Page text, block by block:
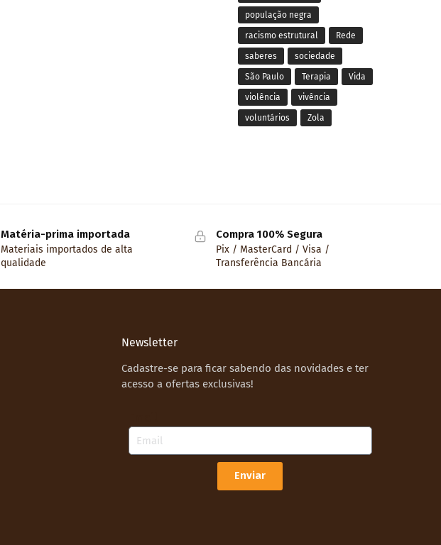
população negra
racismo estrutural Rede
saberes sociedade
São Paulo Terapia Vida
violência vivência
voluntários Zola
Matéria-prima importada
Materiais importados de alta
qualidade
Compra 100% Segura
Pix / MasterCard / Visa /
Transferência Bancária
Newsletter
Cadastre-se para ficar sabendo das novidades e ter
acesso a ofertas exclusivas!
Enviar